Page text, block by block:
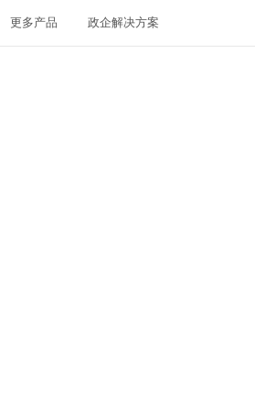
更多产品 政企解决方案